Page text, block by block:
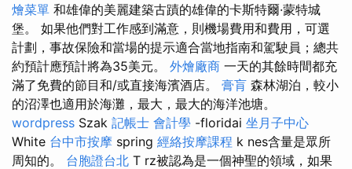
燴菜單 和雄偉的美麗建築古蹟的雄偉的卡斯特爾·蒙特城
堡。 如果他們對工作感到滿意，則機場費用和費用，可選
計劃，事故保險和當場的提示適合當地指南和駕駛員；總共
約預計應預計將為35美元。 外燴廠商 一天的其餘時間都充
滿了免費的節目和/或直接海濱酒店。 膏肓 森林湖泊，較小
的沼澤也適用於海灘，最大，最大的海洋池塘。
wordpress Szak 記帳士 會計學 -floridai 坐月子中心
White 台中市按摩 spring 經絡按摩課程 k nes含量是眾所
周知的。 台胞證台北 T rz被認為是一個神聖的領域，如果